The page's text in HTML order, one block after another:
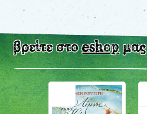
βρείτε στοeshopμας